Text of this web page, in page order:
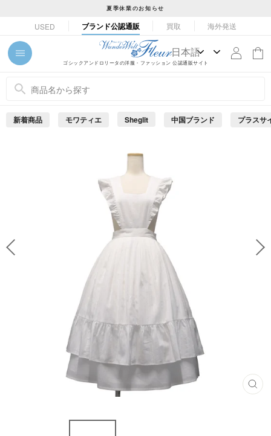
ン
ツ
ラ
イ
ド
止
る
夏季休業のお知らせ
USED ブランド公認通販 買取 海外発送
ゴシックアンドロリータの洋服・ファッション 公認通販サイト
新着商品 モワティエ Sheglit 中国ブランド プラスサ
閉